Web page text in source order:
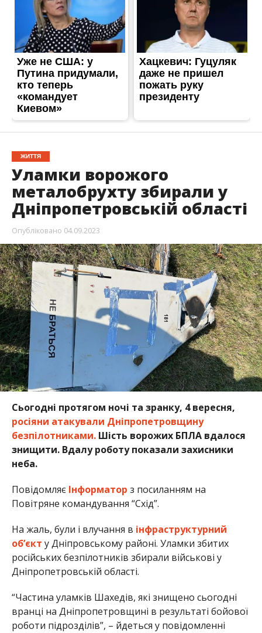
ЖИТТЯ
Уламки ворожого
металобрухту збирали у
Дніпропетровській області
Опубліковано 04.09.2023
Сьогодні протягом ночі та зранку, 4 вересня,
росіяни атакували Дніпропетровщину
безпілотниками.Шість ворожих БПЛА вдалося
знищити. Вдалу роботу показали захисники
неба.
Повідомляє Інформатор з посиланням на
Повітряне командування “Схід”.
На жаль, були і влучання в інфраструктурний
об’єкт у Дніпровському районі. Уламки збитих
російських безпілотників збирали військові у
Дніпропетровській області.
“Частина уламків Шахедів, які знищено сьогодні
вранці на Дніпропетровщині в результаті бойової
роботи підрозділів”, – йдеться у повідомленні